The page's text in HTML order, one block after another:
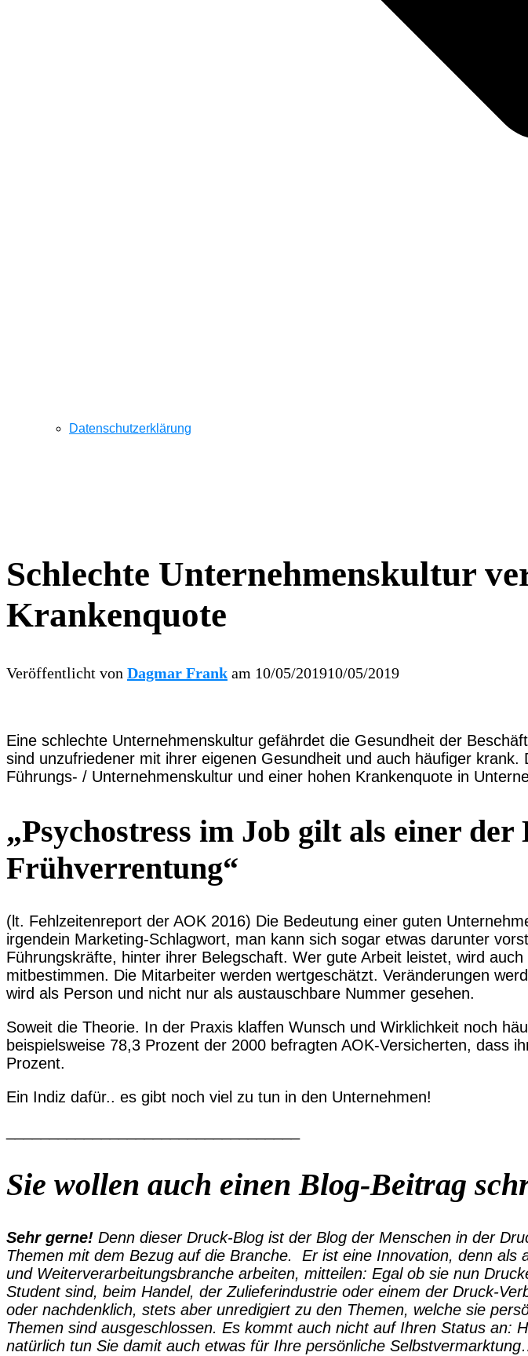
Datenschutzerklärung
Schlechte Unternehmenskultur
Krankenquote
Veröffentlicht von Dagmar Frank am 10/05/201910/05/2019
Eine schlechte Unternehmenskultur gefährdet die Gesundheit der
sind unzufriedener mit ihrer eigenen Gesundheit und auch häufiger
Führungs- / Unternehmenskultur und einer hohen Krankenquote in
„Psychostress im Job gilt als einer
Frühverrentung“
(lt. Fehlzeitenreport der AOK 2016) Die Bedeutung einer guten
irgendein Marketing-Schlagwort, man kann sich sogar etwas darunter
Führungskräfte, hinter ihrer Belegschaft. Wer gute Arbeit leistet, wird
mitbestimmen. Die Mitarbeiter werden wertgeschätzt. Veränderungen
wird als Person und nicht nur als austauschbare Nummer gesehen.
Soweit die Theorie. In der Praxis klaffen Wunsch und Wirklichkeit noch
beispielsweise 78,3 Prozent der 2000 befragten AOK-Versicherten, dass
Prozent.
Ein Indiz dafür.. es gibt noch viel zu tun in den Unternehmen!
Sie wollen auch einen Blog-Beitrag
Sehr gerne! Denn dieser Druck-Blog ist der Blog der Menschen in der
Themen mit dem Bezug auf die Branche. Er ist eine Innovation, denn
und Weiterverarbeitungsbranche arbeiten, mitteilen: Egal ob sie nun
Student sind, beim Handel, der Zulieferindustrie oder einem der Druck-
oder nachdenklich, stets aber unredigiert zu den Themen, welche sie
Themen sind ausgeschlossen. Es kommt auch nicht auf Ihren Status an:
natürlich tun Sie damit auch etwas für Ihre persönliche